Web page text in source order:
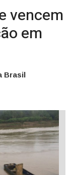
vencem
em
Brasil